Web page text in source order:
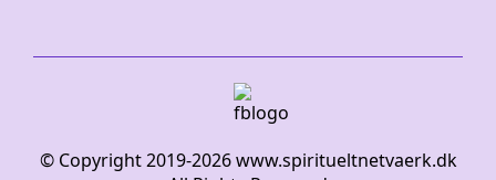
© Copyright 2019-2026www.spiritueltnetvaerk.dk